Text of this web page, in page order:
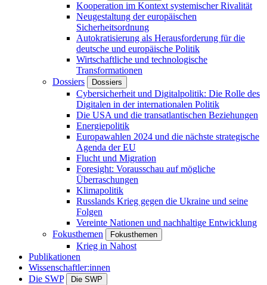
Kooperation im Kontext systemischer Rivalität
Neugestaltung der europäischen
Sicherheitsordnung
Autokratisierung als Herausforderung für die
deutsche und europäische Politik
Wirtschaftliche und technologische
Transformationen
Dossiers
Dossiers
Cybersicherheit und Digitalpolitik: Die Rolle des
Digitalen in der internationalen Politik
Die USA und die transatlantischen Beziehungen
Energiepolitik
Europawahlen 2024 und die nächste strategische
Agenda der EU
Flucht und Migration
Foresight: Vorausschau auf mögliche
Überraschungen
Klimapolitik
Russlands Krieg gegen die Ukraine und seine
Folgen
Vereinte Nationen und nachhaltige Entwicklung
Fokusthemen
Fokusthemen
Krieg in Nahost
Publikationen
Wissenschaftler:innen
Die SWP
Die SWP